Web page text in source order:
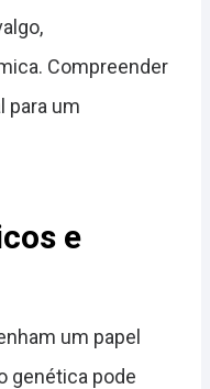
Compreender
para um
e
um papel
genética pode